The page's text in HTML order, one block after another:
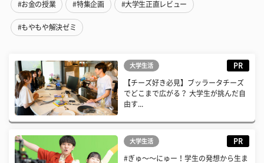
#お金の授業 #特集企画 #大学生正直レビュー
#もやもや解決ゼミ
大学生活 PR
【チーズ好き必見】ブッラータチーズ
でどこまで広がる？ 大学生が挑んだ自
由す...
大学生活 PR
#ぎゅ〜〜にゅー！学生の発想から生ま